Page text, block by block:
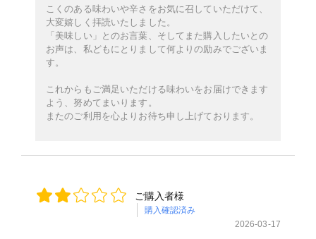
こくのある味わいや辛さをお気に召していただけて、
大変嬉しく拝読いたしました。
「美味しい」とのお言葉、そしてまた購入したいとの
お声は、私どもにとりまして何よりの励みでございま
す。
これからもご満足いただける味わいをお届けできます
よう、努めてまいります。
またのご利用を心よりお待ち申し上げております。
ご購入者様
購入確認済み
2026-03-17